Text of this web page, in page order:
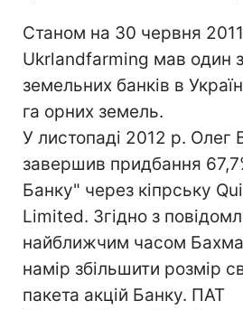
Станом на 30 червня
Ukrlandfarming мав один
земельних банків в
га орних земель.
У листопаді 2012 р. Олег
завершив придбання
Банку" через кіпрську
Limited. Згідно з
найближчим часом
намір збільшити розмір
пакета акцій Банку. ПАТ